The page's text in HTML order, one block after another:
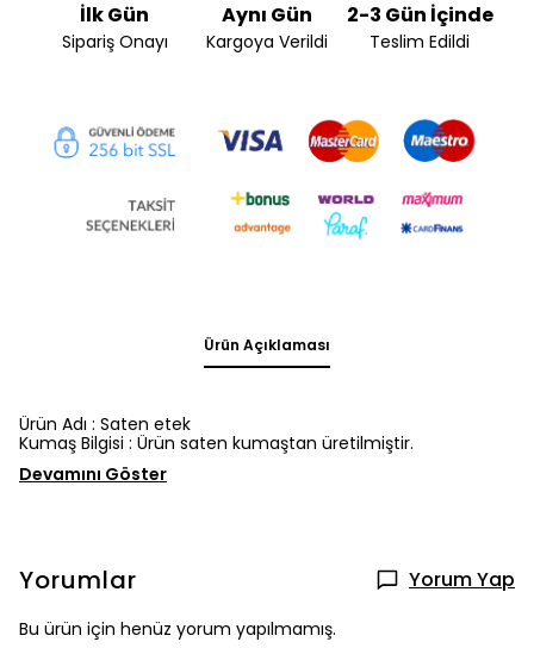
İlk Gün
Sipariş Onayı
Aynı Gün
Kargoya Verildi
2-3 Gün İçinde
Teslim Edildi
Ürün Açıklaması
Ürün Adı : Saten etek
Kumaş Bilgisi : Ürün saten kumaştan üretilmiştir.
Devamını Göster
Yorumlar Yorum Yap
Bu ürün için henüz yorum yapılmamış.